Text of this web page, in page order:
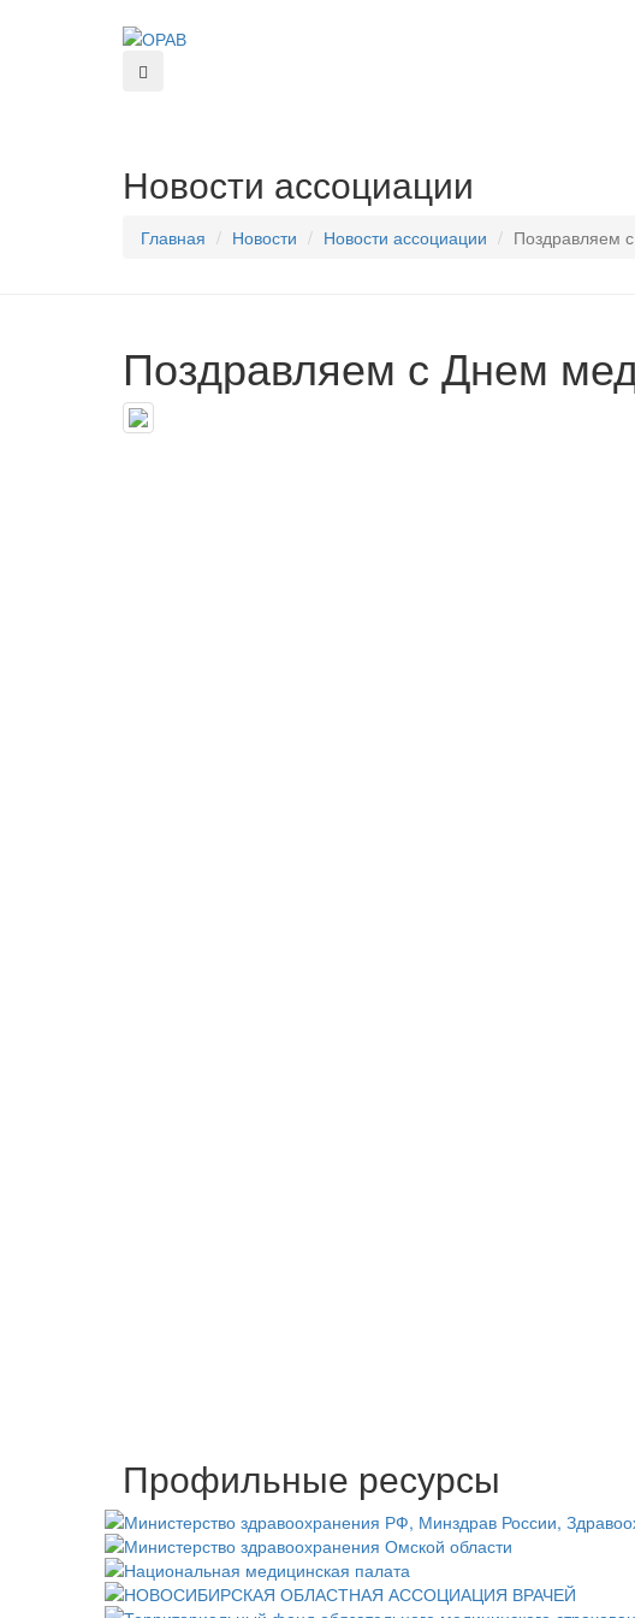
Новости ассоциации
Главная Новости Новости ассоциации Поздравляем
Поздравляем с Днем
Профильные ресурсы